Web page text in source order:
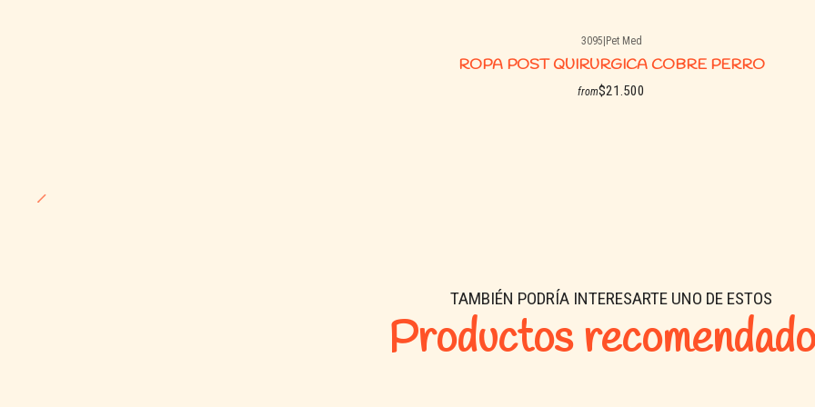
3095 Pet Med
ROPA POST QUIRURGICA COBRE PERRO
from$21.500
TAMBIÉN PODRÍA INTERESARTE UNO DE ESTOS
Productos